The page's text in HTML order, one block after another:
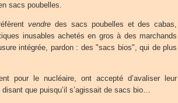
sacs poubelles.
vendre des sacs poubelles et des cabas,
inusables achetés en gros à des marchands
intégrée, pardon : des "sacs bios", qui de plus
pour le nucléaire, ont accepté d’avaliser leur
que puisqu’il s’agissait de sacs bio…